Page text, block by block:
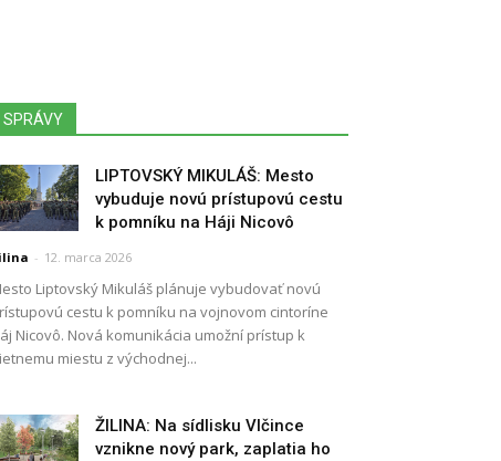
SPRÁVY
LIPTOVSKÝ MIKULÁŠ: Mesto
vybuduje novú prístupovú cestu
k pomníku na Háji Nicovô
- 12. marca 2026
Liptovský Mikuláš plánuje vybudovať novú
cestu k pomníku na vojnovom cintoríne
Nicovô. Nová komunikácia umožní prístup k
miestu z východnej...
ŽILINA: Na sídlisku Vlčince
vznikne nový park, zaplatia ho